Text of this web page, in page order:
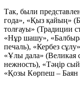
Так, были
года», «Қыз қайың»
толғауы» (Традиции
«Нұр шашу»,
печаль), «Кербез
«Ұлы дала» (Великая
нежность), «Тәңір
«Қозы Көрпеш – Баян